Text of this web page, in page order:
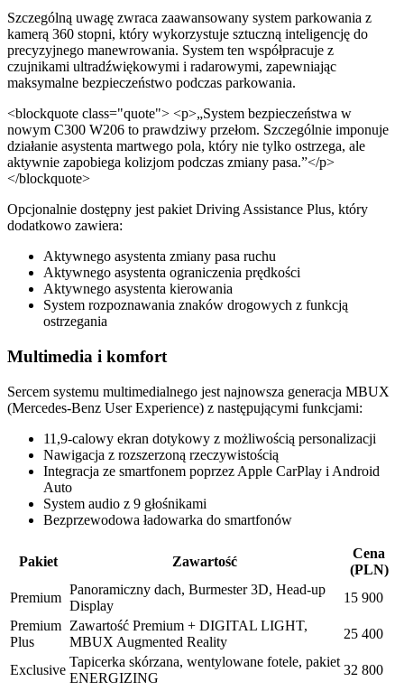
Szczególną uwagę zwraca zaawansowany system parkowania z
kamerą 360 stopni, który wykorzystuje sztuczną inteligencję do
precyzyjnego manewrowania. System ten współpracuje z
czujnikami ultradźwiękowymi i radarowymi, zapewniając
maksymalne bezpieczeństwo podczas parkowania.
<blockquote class="quote"> <p>„System bezpieczeństwa w
nowym C300 W206 to prawdziwy przełom. Szczególnie imponuje
działanie asystenta martwego pola, który nie tylko ostrzega, ale
aktywnie zapobiega kolizjom podczas zmiany pasa.”</p>
</blockquote>
Opcjonalnie dostępny jest pakiet Driving Assistance Plus, który
dodatkowo zawiera:
Aktywnego asystenta zmiany pasa ruchu
Aktywnego asystenta ograniczenia prędkości
Aktywnego asystenta kierowania
System rozpoznawania znaków drogowych z funkcją
ostrzegania
Multimedia i komfort
Sercem systemu multimedialnego jest najnowsza generacja MBUX
(Mercedes-Benz User Experience) z następującymi funkcjami:
11,9-calowy ekran dotykowy z możliwością personalizacji
Nawigacja z rozszerzoną rzeczywistością
Integracja ze smartfonem poprzez Apple CarPlay i Android
Auto
System audio z 9 głośnikami
Bezprzewodowa ładowarka do smartfonów
Pakiet Zawartość
Cena
(PLN)
Premium
Panoramiczny dach, Burmester 3D, Head-up
Display
15 900
Premium
Plus
Zawartość Premium + DIGITAL LIGHT,
MBUX Augmented Reality
25 400
Exclusive
Tapicerka skórzana, wentylowane fotele, pakiet
ENERGIZING
32 800